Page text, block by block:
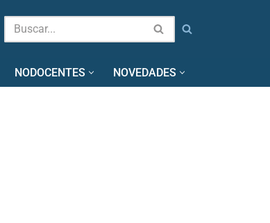
NODOCENTES NOVEDADES